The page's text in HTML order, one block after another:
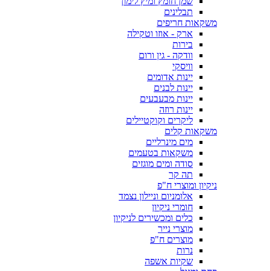
תבלינים
משקאות חריפים
ארק - אוזו וטקילה
בירות
וודקה - גין ורום
וויסקי
יינות אדומים
יינות לבנים
יינות מבעבעים
יינות רוזה
ליקרים וקוקטיילים
משקאות קלים
מים מינרליים
משקאות בטעמים
סודה ומים מוגזים
תה קר
ניקיון ומוצרי ח"פ
אלומניום וניילון נצמד
חומרי ניקיון
כלים ומכשירים לניקיון
מוצרי נייר
מוצרים ח"פ
נרות
שקיות אשפה